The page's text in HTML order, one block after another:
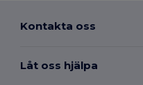
Kontakta oss
Låt oss hjälpa